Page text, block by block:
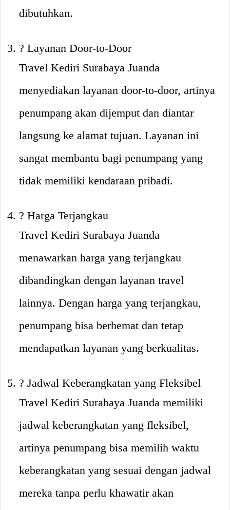
dibutuhkan.
? Layanan Door-to-Door
Travel Kediri Surabaya Juanda
menyediakan layanan door-to-door, artinya
penumpang akan dijemput dan diantar
langsung ke alamat tujuan. Layanan ini
sangat membantu bagi penumpang yang
tidak memiliki kendaraan pribadi.
? Harga Terjangkau
Travel Kediri Surabaya Juanda
menawarkan harga yang terjangkau
dibandingkan dengan layanan travel
lainnya. Dengan harga yang terjangkau,
penumpang bisa berhemat dan tetap
mendapatkan layanan yang berkualitas.
?️ Jadwal Keberangkatan yang Fleksibel
Travel Kediri Surabaya Juanda memiliki
jadwal keberangkatan yang fleksibel,
artinya penumpang bisa memilih waktu
keberangkatan yang sesuai dengan jadwal
mereka tanpa perlu khawatir akan